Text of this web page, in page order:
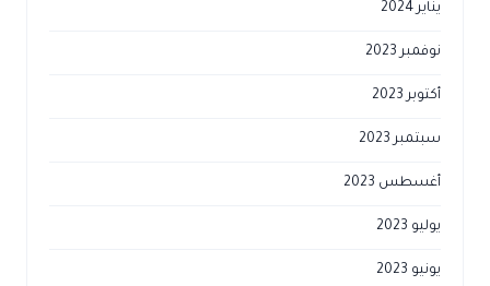
نوفمبر 2023
أكتوبر 2023
سبتمبر 2023
أغسطس 2023